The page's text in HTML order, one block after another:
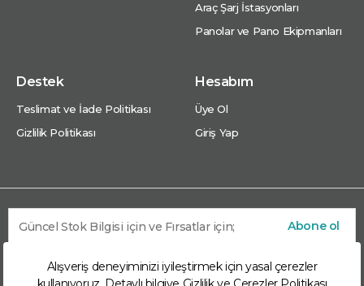
Alışveriş deneyiminizi iyileştirmek için yasal çerezler
Araç Şarj İstasyonları
Panolar ve Pano Ekipmanları
Destek
Teslimat ve İade Politikası
Gizlilik Politikası
Hesabım
Üye Ol
Giriş Yap
Abone ol